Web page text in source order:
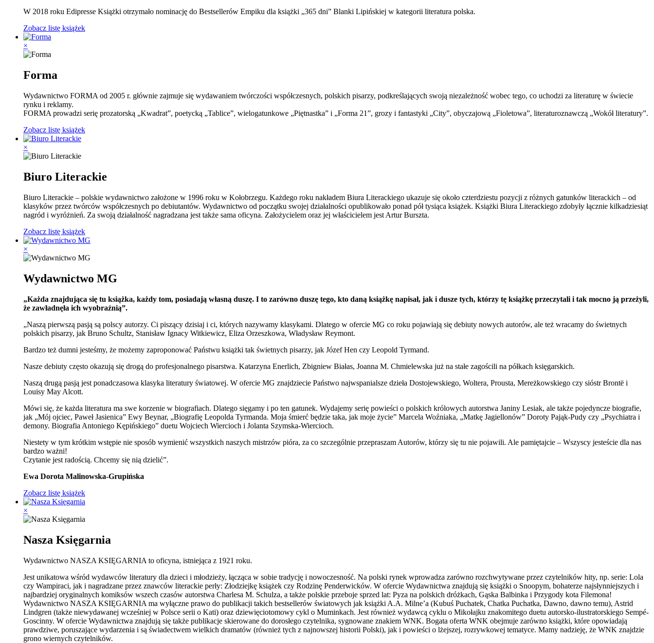
W 2018 roku Edipresse Książki otrzymało nominację do Bestsellerów Empiku dla książki „365 dni” Blanki Lipińskiej w kategorii literatura polska.
Zobacz listę książek
×
Forma
Wydawnictwo FORMA od 2005 r. głównie zajmuje się wydawaniem twórczości współczesnych, polskich pisarzy, podkreślających swoją niezależność wobec tego, co uchodzi za literaturę w świecie
rynku i reklamy.
FORMA prowadzi serię prozatorską „Kwadrat”, poetycką „Tablice”, wielogatunkowe „Piętnastka” i „Forma 21”, grozy i fantastyki „City”, obyczajową „Fioletowa”, literaturoznawczą „Wokół literatury”.
Zobacz listę książek
×
Biuro Literackie
Biuro Literackie – polskie wydawnictwo założone w 1996 roku w Kołobrzegu. Każdego roku nakładem Biura Literackiego ukazuje się około czterdziestu pozycji z różnych gatunków literackich – od
klasyków przez twórców współczesnych po debiutantów. Wydawnictwo od początku swojej działalności opublikowało ponad pół tysiąca książek. Książki Biura Literackiego zdobyły łącznie kilkadziesiąt
nagród i wyróżnień. Za swoją działalność nagradzana jest także sama oficyna. Założycielem oraz jej właścicielem jest Artur Burszta.
Zobacz listę książek
×
Wydawnictwo MG
„Każda znajdująca się tu książka, każdy tom, posiadają własną duszę. I to zarówno duszę tego, kto daną książkę napisał, jak i dusze tych, którzy tę książkę przeczytali i tak mocno ją przeżyli,
że zawładnęła ich wyobraźnią”.
„Naszą pierwszą pasją są polscy autorzy. Ci piszący dzisiaj i ci, których nazywamy klasykami. Dlatego w ofercie MG co roku pojawiają się debiuty nowych autorów, ale też wracamy do świetnych
polskich pisarzy, jak Bruno Schultz, Stanisław Ignacy Witkiewicz, Eliza Orzeszkowa, Władysław Reymont.
Bardzo też dumni jesteśmy, że możemy zaproponować Państwu książki tak świetnych pisarzy, jak Józef Hen czy Leopold Tyrmand.
Nasze debiuty często okazują się drogą do profesjonalnego pisarstwa. Katarzyna Enerlich, Zbigniew Białas, Joanna M. Chmielewska już na stałe zagościli na półkach księgarskich.
Naszą drugą pasją jest ponadczasowa klasyka literatury światowej. W ofercie MG znajdziecie Państwo najwspanialsze dzieła Dostojewskiego, Woltera, Prousta, Mereżkowskiego czy sióstr Brontë i
Louisy May Alcott.
Mówi się, że każda literatura ma swe korzenie w biografiach. Dlatego sięgamy i po ten gatunek. Wydajemy serię powieści o polskich królowych autorstwa Janiny Lesiak, ale także pojedyncze biografie,
jak „Mój ojciec, Paweł Jasienica” Ewy Beynar, „Biografię Leopolda Tyrmanda. Moja śmierć będzie taka, jak moje życie” Marcela Woźniaka, „Matkę Jagiellonów” Doroty Pająk-Pudy czy „Psychiatra i
demony. Biografia Antoniego Kępińskiego” duetu Wojciech Wiercioch i Jolanta Szymska-Wiercioch.
Niestety w tym krótkim wstępie nie sposób wymienić wszystkich naszych mistrzów pióra, za co szczególnie przepraszam Autorów, którzy się tu nie pojawili. Ale pamiętajcie – Wszyscy jesteście dla nas
bardzo ważni!
Czytanie jest radością. Chcemy się nią dzielić”.
Ewa Dorota Malinowska-Grupińska
Zobacz listę książek
×
Nasza Księgarnia
Wydawnictwo NASZA KSIĘGARNIA to oficyna, istniejąca z 1921 roku.
Jest unikatowa wśród wydawców literatury dla dzieci i młodzieży, łącząca w sobie tradycję i nowoczesność. Na polski rynek wprowadza zarówno rozchwytywane przez czytelników hity, np. serie: Lola
czy Wampiraci, jak i nagradzane przez znawców literackie perły: Złodziejkę książek czy Rodzinę Penderwicków. W ofercie Wydawnictwa znajdują się książki o Snoopym, bohaterze najsłynniejszych i
najbardziej oryginalnych komiksów wszech czasów autorstwa Charlesa M. Schulza, a także polskie przeboje sprzed lat: Pyza na polskich dróżkach, Gąska Balbinka i Przygody kota Filemona!
Wydawnictwo NASZA KSIĘGARNIA ma wyłączne prawo do publikacji takich bestsellerów światowych jak książki A.A. Milne’a (Kubuś Puchatek, Chatka Puchatka, Dawno, dawno temu), Astrid
Lindgren (także niewydawanej wcześniej w Polsce serii o Kati) oraz dziewięciotomowy cykl o Muminkach. Jest również wydawcą cyklu o Mikołajku znakomitego duetu autorsko-ilustratorskiego Sempé-
Goscinny. W ofercie Wydawnictwa znajdują się także publikacje skierowane do dorosłego czytelnika, sygnowane znakiem WNK. Bogata oferta WNK obejmuje zarówno książki, które opowiadają
prawdziwe, poruszające wydarzenia i są świadectwem wielkich dramatów (również tych z najnowszej historii Polski), jak i powieści o lżejszej, rozrywkowej tematyce. Mamy nadzieję, że WNK znajdzie
grono wiernych czytelników.